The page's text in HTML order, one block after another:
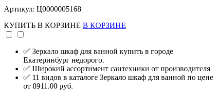
Артикул: Ц0000005168
КУПИТЬ В КОРЗИНЕ В КОРЗИНЕ
✅ Зеркало шкаф для ванной купить в городе
Екатеринбург недорого.
✅ Широкий ассортимент сантехники от производителя
✅ 11 видов в каталоге Зеркало шкаф для ванной по цене
от 8911.00 руб.